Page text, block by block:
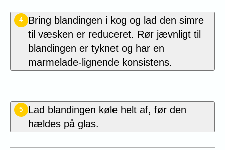
4
Bring blandingen i kog og lad den simre
til væsken er reduceret. Rør jævnligt til
blandingen er tyknet og har en
marmelade-lignende konsistens.
5
Lad blandingen køle helt af, før den
hældes på glas.